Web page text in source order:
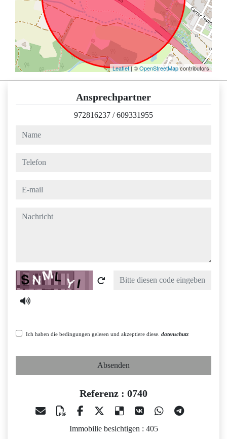
Leaflet| ©OpenStreetMapcontributors
Ansprechpartner
972816237 /609331955
name
telefon
e-mail
nachricht
Captcha
Ich haben die bedingungen gelesen und akzeptiere diese. datenschutz
Absenden
Referenz : 0740
Immobilie besichtigen : 405